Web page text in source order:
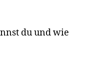
du und wie